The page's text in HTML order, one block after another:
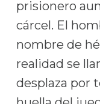
prisionero
cárcel. El
nombre de
realidad se
desplaza por